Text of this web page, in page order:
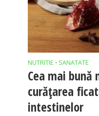
NUTRITIE • SANATATE
Cea mai
curățarea
intestinelor